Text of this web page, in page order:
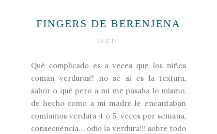
FINGERS DE BERENJENA
16.2.17
Qué complicado es a veces que los niños
coman verduras!! no sé si es la textura,
sabor o qué pero a mi me pasaba lo mismo,
de hecho como a mi madre le encantaban
comíamos verdura 4 ó 5 veces por semana,
consecuencia... odio la verdura!!! sobre todo